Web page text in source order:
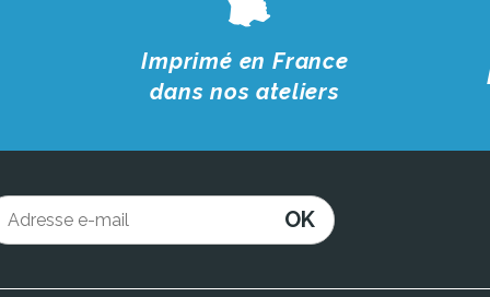
Imprimé en France
dans nos ateliers
OK